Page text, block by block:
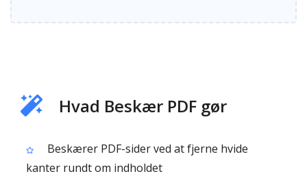
Hvad Beskær PDF gør
Beskærer PDF-sider ved at fjerne hvide
kanter rundt om indholdet